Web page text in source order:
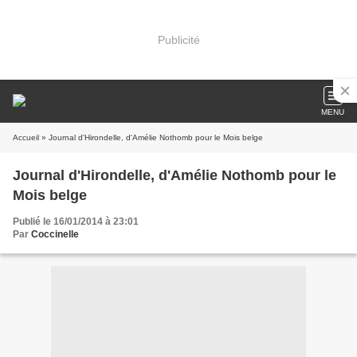
Publicité
MENU
Accueil » Journal d'Hirondelle, d'Amélie Nothomb pour le Mois belge
Journal d'Hirondelle, d'Amélie Nothomb pour le
Mois belge
Publié le 16/01/2014 à 23:01
Par Coccinelle